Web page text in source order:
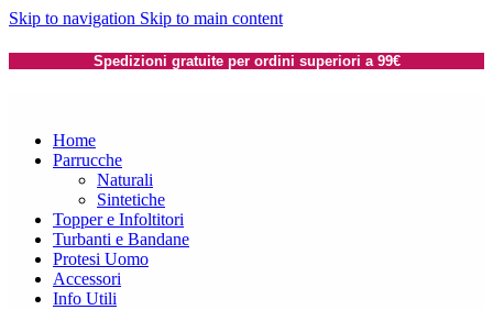
Skip to navigation Skip to main content
Spedizioni gratuite per ordini superiori a 99€
Home
Parrucche
Naturali
Sintetiche
Topper e Infoltitori
Turbanti e Bandane
Protesi Uomo
Accessori
Info Utili